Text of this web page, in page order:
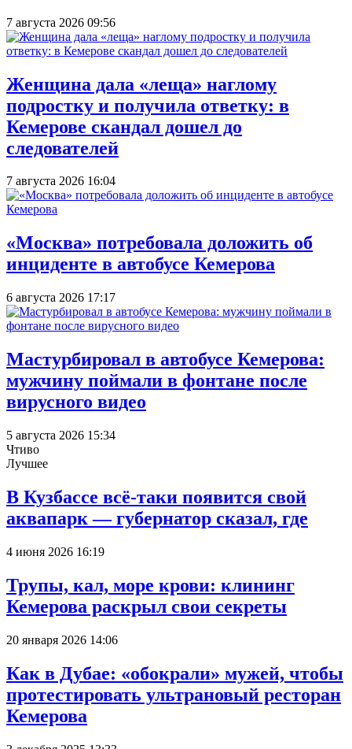
7 августа 2026 09:56
Женщина дала «леща» наглому
подростку и получила ответку: в
Кемерове скандал дошел до
следователей
7 августа 2026 16:04
«Москва» потребовала доложить об
инциденте в автобусе Кемерова
6 августа 2026 17:17
Мастурбировал в автобусе Кемерова:
мужчину поймали в фонтане после
вирусного видео
5 августа 2026 15:34
Чтиво
Лучшее
В Кузбассе всё-таки появится свой
аквапарк — губернатор сказал, где
4 июня 2026 16:19
Трупы, кал, море крови: клининг
Кемерова раскрыл свои секреты
20 января 2026 14:06
Как в Дубае: «обокрали» мужей, чтобы
протестировать ультрановый ресторан
Кемерова